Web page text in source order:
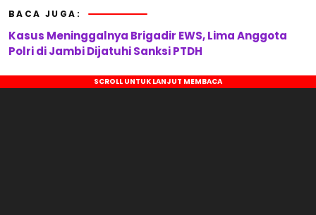
BACA JUGA:
Kasus Meninggalnya Brigadir EWS, Lima Anggota
Polri di Jambi Dijatuhi Sanksi PTDH